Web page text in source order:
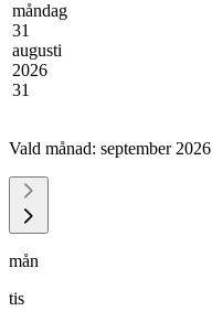
måndag
31
augusti
2026
31
Vald månad: september 2026
mån
tis